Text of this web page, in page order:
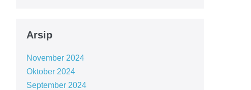
Arsip
November 2024
Oktober 2024
September 2024